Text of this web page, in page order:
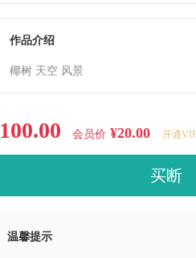
作品介绍
椰树 天空 风景
100.00 会员价 ¥20.00 开通
买断
温馨提示